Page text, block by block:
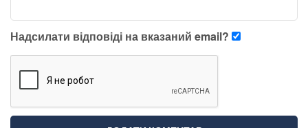
Надсилати відповіді на вказаний email?